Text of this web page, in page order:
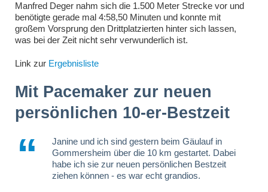
Manfred Deger nahm sich die 1.500 Meter Strecke vor und
benötigte gerade mal 4:58,50 Minuten und konnte mit
großem Vorsprung den Drittplatzierten hinter sich lassen,
was bei der Zeit nicht sehr verwunderlich ist.
Link zur Ergebnisliste
Mit Pacemaker zur neuen
persönlichen 10-er-Bestzeit
Janine und ich sind gestern beim Gäulauf in
Gommersheim über die 10 km gestartet. Dabei
habe ich sie zur neuen persönlichen Bestzeit
ziehen können - es war echt grandios.